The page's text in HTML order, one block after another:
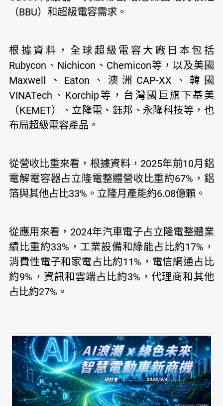
（BBU）和超級電容需求。
根據資料，全球超級電容大廠日本包括
Rubycon、Nichicon、Chemicon等，以及美國
Maxwell、Eaton、澳洲CAP-XX、韓國
VINATech、Korchip等，台灣國巨旗下基美
（KEMET）、立隆電、鈺邦、永隆科技等，也
布局超級電容產品。
從營收比重來看，根據資料，2025年前10月鋁
電解電容器占立隆電整體營收比重約67%，鋁
箔與其他占比33%。立隆月產能約6.08億顆。
從應用來看，2024年汽車電子占立隆電整體業
績比重約33%，工業設備和綠能占比約17%，
消費性電子和家電占比約11%，電信網通占比
約9%，資訊和雲端占比約3%，代理商和其他
占比約27%。